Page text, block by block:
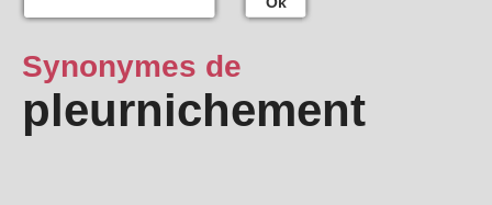
Synonymes de
pleurnichement